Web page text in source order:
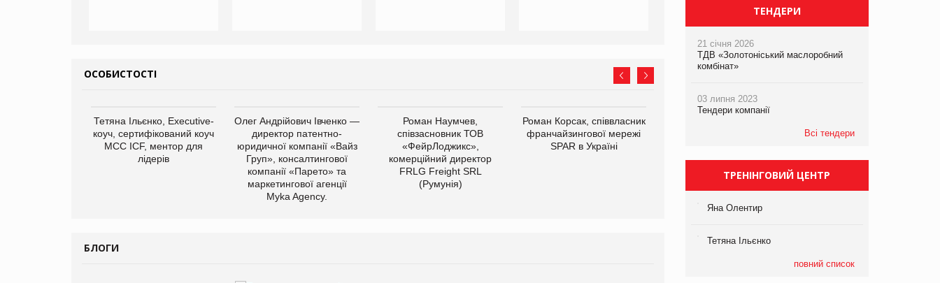
ОСОБИСТОСТІ
Тетяна Ільєнко, Executive-
коуч, сертифікований коуч
МСС ICF, ментор для
лідерів
Олег Андрійович Івченко —
директор патентно-
юридичної компанії «Вайз
Груп», консалтингової
компанії «Парето» та
маркетингової агенції
Myka Agency.
Роман Наумчев,
співзасновник ТОВ
«ФейрЛоджикс»,
комерційний директор
FRLG Freight SRL
(Румунія)
Роман Корсак, співвласник
франчайзингової мережі
SPAR в Україні
виробництва
компанії «УкраМарин»
БЛОГИ
ТЕНДЕРИ
21 січня 2026
ТДВ «Золотоніський маслоробний
комбінат»
03 липня 2023
Тендери компанії
Всі тендери
ТРЕНІНГОВИЙ ЦЕНТР
Яна Олентир
Тетяна Ільєнко
повний список